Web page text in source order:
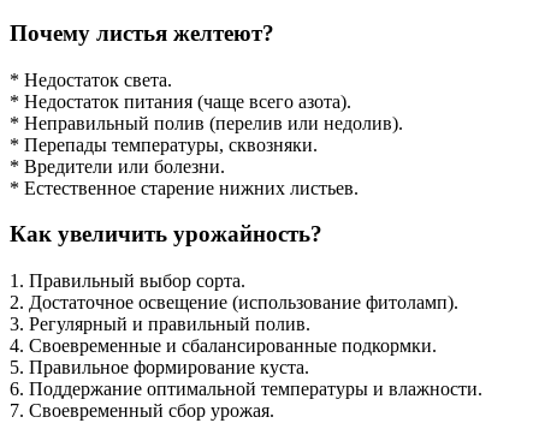
Почему листья желтеют?
* Недостаток света.
* Недостаток питания (чаще всего азота).
* Неправильный полив (перелив или недолив).
* Перепады температуры, сквозняки.
* Вредители или болезни.
* Естественное старение нижних листьев.
Как увеличить урожайность?
1. Правильный выбор сорта.
2. Достаточное освещение (использование фитоламп).
3. Регулярный и правильный полив.
4. Своевременные и сбалансированные подкормки.
5. Правильное формирование куста.
6. Поддержание оптимальной температуры и влажности.
7. Своевременный сбор урожая.